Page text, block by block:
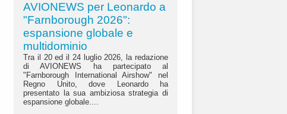
AVIONEWS per Leonardo a
"Farnborough 2026":
espansione globale e
multidominio
Tra il 20 ed il 24 luglio 2026, la redazione
di AVIONEWS ha partecipato al
"Farnborough International Airshow" nel
Regno Unito, dove Leonardo ha
presentato la sua ambiziosa strategia di
espansione globale....